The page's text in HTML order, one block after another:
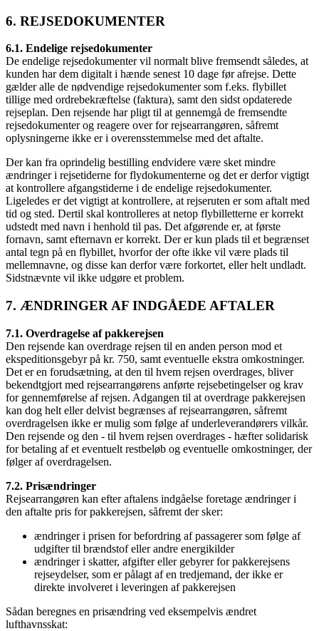
6. REJSEDOKUMENTER
6.1. Endelige rejsedokumenter
De endelige rejsedokumenter vil normalt blive fremsendt således, at
kunden har dem digitalt i hænde senest 10 dage før afrejse. Dette
gælder alle de nødvendige rejsedokumenter som f.eks. flybillet
tillige med ordrebekræftelse (faktura), samt den sidst opdaterede
rejseplan. Den rejsende har pligt til at gennemgå de fremsendte
rejsedokumenter og reagere over for rejsearrangøren, såfremt
oplysningerne ikke er i overensstemmelse med det aftalte.
Der kan fra oprindelig bestilling endvidere være sket mindre
ændringer i rejsetiderne for flydokumenterne og det er derfor vigtigt
at kontrollere afgangstiderne i de endelige rejsedokumenter.
Ligeledes er det vigtigt at kontrollere, at rejseruten er som aftalt med
tid og sted. Dertil skal kontrolleres at netop flybilletterne er korrekt
udstedt med navn i henhold til pas. Det afgørende er, at første
fornavn, samt efternavn er korrekt. Der er kun plads til et begrænset
antal tegn på en flybillet, hvorfor der ofte ikke vil være plads til
mellemnavne, og disse kan derfor være forkortet, eller helt undladt.
Sidstnævnte vil ikke udgøre et problem.
7. ÆNDRINGER AF INDGÅEDE AFTALER
7.1. Overdragelse af pakkerejsen
Den rejsende kan overdrage rejsen til en anden person mod et
ekspeditionsgebyr på kr. 750, samt eventuelle ekstra omkostninger.
Det er en forudsætning, at den til hvem rejsen overdrages, bliver
bekendtgjort med rejsearrangørens anførte rejsebetingelser og krav
for gennemførelse af rejsen. Adgangen til at overdrage pakkerejsen
kan dog helt eller delvist begrænses af rejsearrangøren, såfremt
overdragelsen ikke er mulig som følge af underleverandørers vilkår.
Den rejsende og den - til hvem rejsen overdrages - hæfter solidarisk
for betaling af et eventuelt restbeløb og eventuelle omkostninger, der
følger af overdragelsen.
7.2. Prisændringer
Rejsearrangøren kan efter aftalens indgåelse foretage ændringer i
den aftalte pris for pakkerejsen, såfremt der sker:
ændringer i prisen for befordring af passagerer som følge af
udgifter til brændstof eller andre energikilder
ændringer i skatter, afgifter eller gebyrer for pakkerejsens
rejseydelser, som er pålagt af en tredjemand, der ikke er
direkte involveret i leveringen af pakkerejsen
Sådan beregnes en prisændring ved eksempelvis ændret
lufthavnsskat: